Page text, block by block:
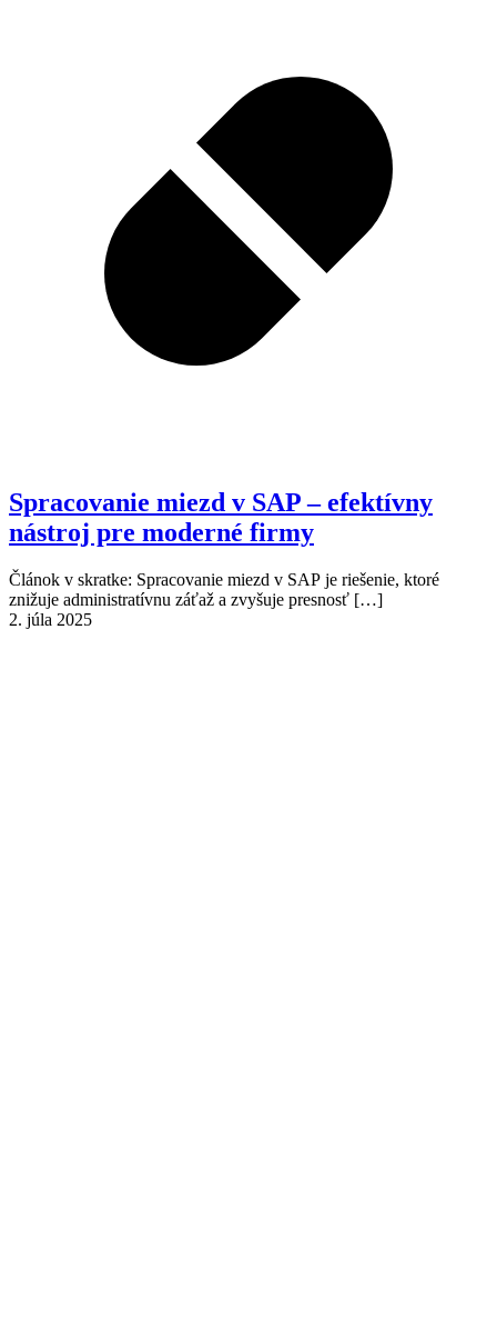
Spracovanie miezd v SAP – efektívny
nástroj pre moderné firmy
Článok v skratke: Spracovanie miezd v SAP je riešenie, ktoré
znižuje administratívnu záťaž a zvyšuje presnosť […]
2. júla 2025